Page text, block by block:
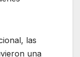
las
una